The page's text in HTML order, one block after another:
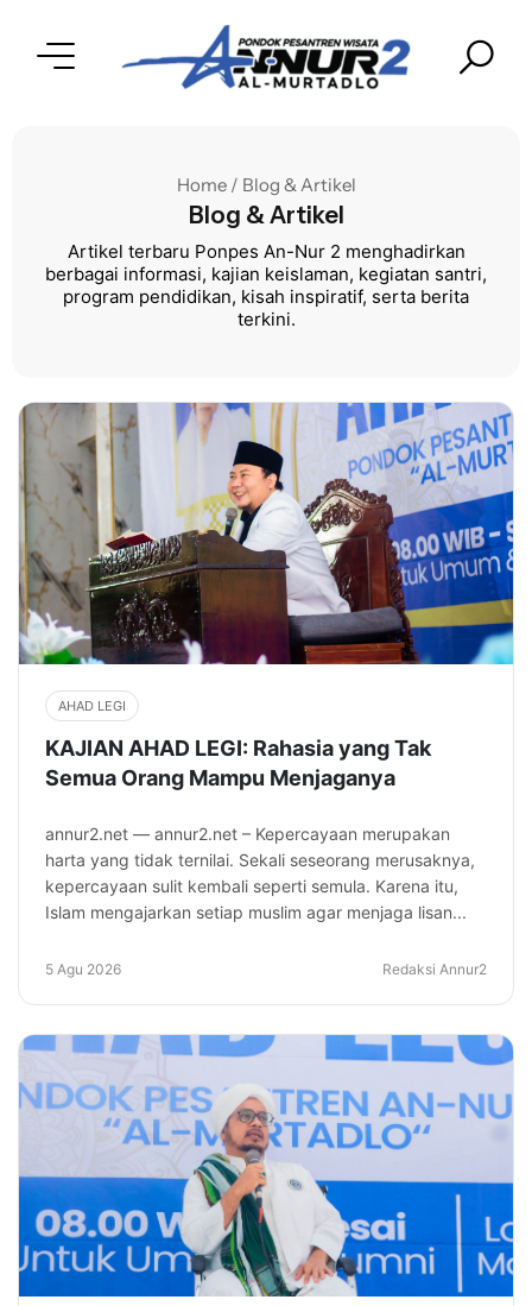
Home / Blog & Artikel
Blog & Artikel
Artikel terbaru Ponpes An-Nur 2 menghadirkan
berbagai informasi, kajian keislaman, kegiatan santri,
program pendidikan, kisah inspiratif, serta berita
terkini.
AHAD LEGI
KAJIAN AHAD LEGI: Rahasia yang Tak
Semua Orang Mampu Menjaganya
annur2.net — annur2.net – Kepercayaan merupakan
harta yang tidak ternilai. Sekali seseorang merusaknya,
kepercayaan sulit kembali seperti semula. Karena itu,
Islam mengajarkan setiap muslim agar menjaga lisan...
5 Agu 2026 Redaksi Annur2